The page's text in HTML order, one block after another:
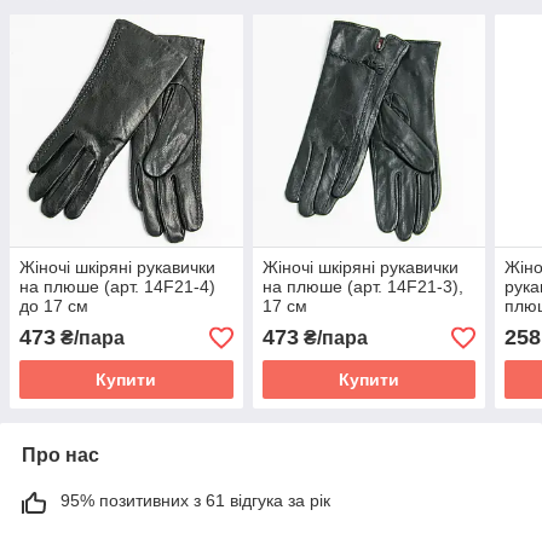
Жіночі шкіряні рукавички
на плюше (арт. 14F21-4)
до 17 см
473 ₴/пара
Купити
Жіночі шкіряні рукавички
на плюше (арт. 14F21-3),
17 см
473₴/пара
Купити
258
Про нас
95% позитивних з 61 відгука за рік